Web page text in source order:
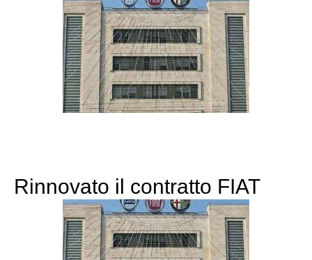
Rinnovato il contratto FIAT